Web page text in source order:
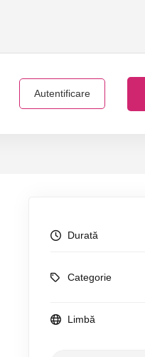
Autentificare
Durată
Categorie
Limbă